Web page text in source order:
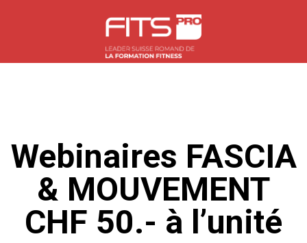
Webinaires FASCIA
& MOUVEMENT
CHF 50.- à l’unité